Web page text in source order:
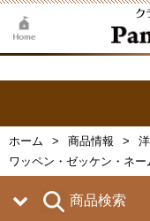
ホーム 商品情報
ワッペン・ゼッケン・ネー
商品検索